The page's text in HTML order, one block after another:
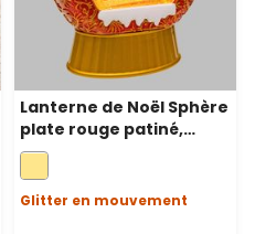
Lanterne de Noël Sphère
plate rouge patiné,
paillettes scintillantes, h
20 cm, musiques de
Noël, LED blanc chaud
Glitter en mouvement